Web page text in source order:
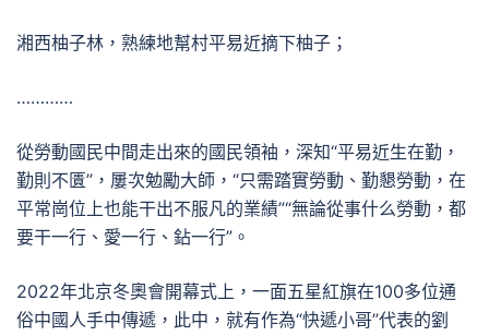
湘西柚子林，熟練地幫村平易近摘下柚子；
…………
從勞動國民中間走出來的國民領袖，深知“平易近生在勤，
勤則不匱”，屢次勉勵大師，“只需踏實勞動、勤懇勞動，在
平常崗位上也能干出不服凡的業績”“無論從事什么勞動，都
要干一行、愛一行、鉆一行”。
2022年北京冬奧會開幕式上，一面五星紅旗在100多位通
俗中國人手中傳遞，此中，就有作為“快遞小哥”代表的劉